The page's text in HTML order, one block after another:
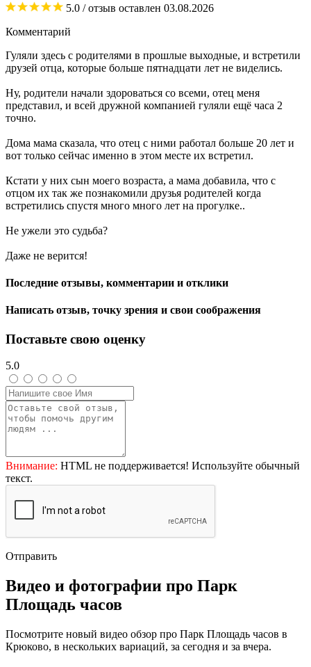
5.0 / отзыв оставлен 03.08.2026
Комментарий
Гуляли здесь с родителями в прошлые выходные, и встретили
друзей отца, которые больше пятнадцати лет не виделись.
Ну, родители начали здороваться со всеми, отец меня
представил, и всей дружной компанией гуляли ещё часа 2
точно.
Дома мама сказала, что отец с ними работал больше 20 лет и
вот только сейчас именно в этом месте их встретил.
Кстати у них сын моего возраста, а мама добавила, что с
отцом их так же познакомили друзья родителей когда
встретились спустя много много лет на прогулке..
Не ужели это судьба?
Даже не верится!
Последние отзывы, комментарии и отклики
Написать отзыв, точку зрения и свои соображения
Поставьте свою оценку
5.0
Внимание: HTML не поддерживается! Используйте обычный
текст.
Отправить
Видео и фотографии про Парк
Площадь часов
Посмотрите новый видео обзор про Парк Площадь часов в
Крюково, в нескольких вариаций, за сегодня и за вчера.